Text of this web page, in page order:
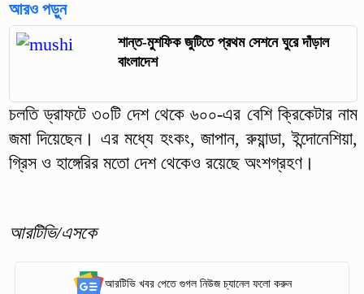
আরও পড়ুন
শান্ত-মুশফিক জুটিতে প্রথম সেশনে ঘুরে দাঁড়াল
বাংলাদেশ
চলতি ড্রাফটে ৩০টি দেশ থেকে ৬০০-এর বেশি ক্রিকেটার নাম
জমা দিয়েছেন। এর মধ্যে হংকং, জাপান, রুয়ান্ডা, ইন্দোনেশিয়া,
গ্রিস ও হাঙ্গেরির মতো দেশ থেকেও রয়েছে অংশগ্রহণ।
আরটিভি/এসকে
আরটিভি খবর পেতে গুগল নিউজ চ্যানেল ফলো করুন